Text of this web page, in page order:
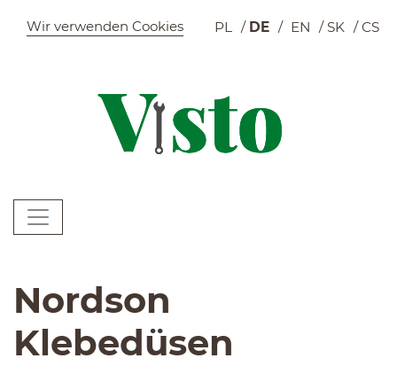
Szybkie menu
Wir verwenden Cookies PL DE EN SK CS
Menu główne
Nordson
Klebedüsen